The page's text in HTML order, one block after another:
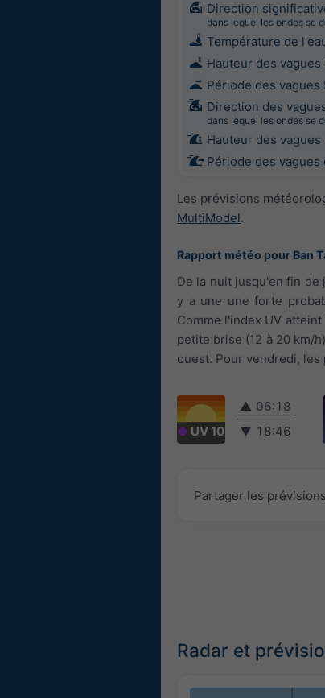
Direction
dans lequel les ondes se
Température de
Hauteur des vagues
Période des vagues
Direction des
dans lequel les ondes se
Hauteur des vagues
Période des vagues
Les prévisions
MultiModel.
Rapport météo pour Ban
De la nuit jusqu'en fin
y a une une forte
Comme l'index UV
petite brise (12 à 20 km/
ouest. Pour vendredi, les
UV 10
▲ 06:18
▼ 18:46
Partager les prévisions
Radar et